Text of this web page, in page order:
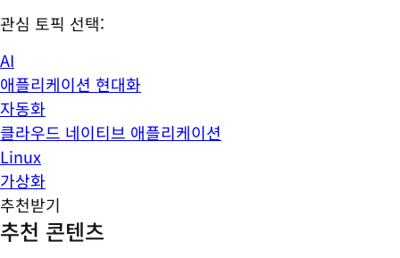
관심 토픽 선택:
AI
애플리케이션 현대화
자동화
클라우드 네이티브 애플리케이션
Linux
가상화
추천받기
추천 콘텐츠